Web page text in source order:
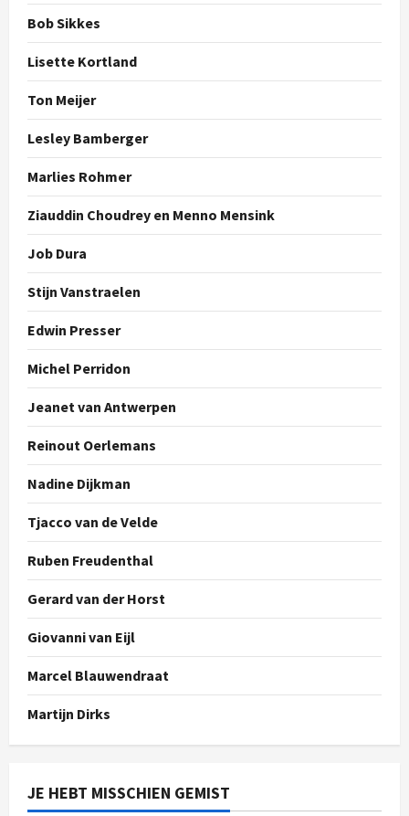
Bob Sikkes
Lisette Kortland
Ton Meijer
Lesley Bamberger
Marlies Rohmer
Ziauddin Choudrey en Menno Mensink
Job Dura
Stijn Vanstraelen
Edwin Presser
Michel Perridon
Jeanet van Antwerpen
Reinout Oerlemans
Nadine Dijkman
Tjacco van de Velde
Ruben Freudenthal
Gerard van der Horst
Giovanni van Eijl
Marcel Blauwendraat
Martijn Dirks
JE HEBT MISSCHIEN GEMIST